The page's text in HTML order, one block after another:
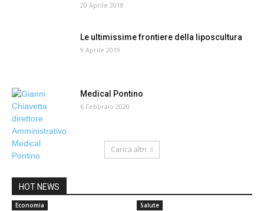
20 Aprile 2018
Le ultimissime frontiere della liposcultura
9 Aprile 2019
Medical Pontino
6 Febbraio 2020
Carica altri
HOT NEWS
Economia Salute